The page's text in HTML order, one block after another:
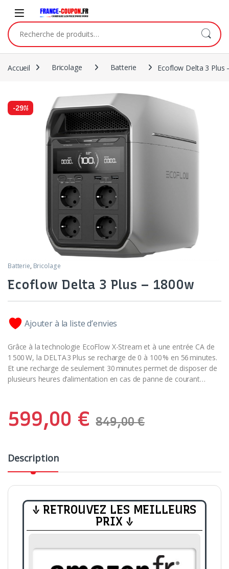
Accueil Bricolage Batterie Ecoflow Delta 3 Plus
-29%
Batterie, Bricolage
Ecoflow Delta 3 Plus – 1800w
Ajouter à la liste d’envies
Grâce à la technologie EcoFlow X-Stream et à une entrée CA de
1 500 W, la DELTA 3 Plus se recharge de 0 à 100 % en 56 minutes.
Et une recharge de seulement 30 minutes permet de disposer de
plusieurs heures d’alimentation en cas de panne de courant…
599,00 € 849,00€
Description
↓ RETROUVEZ LES MEILLEURS
PRIX ↓